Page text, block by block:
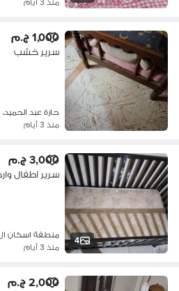
1,000 ج.م
سرير خشب
حارة عبد الحميد،
منذ 3 أيام
4
3,000 ج.م
سرير اطفال
منطقة اسكان ال 70 متر، مدينة
منذ 3 أيام
2,000 ج.م